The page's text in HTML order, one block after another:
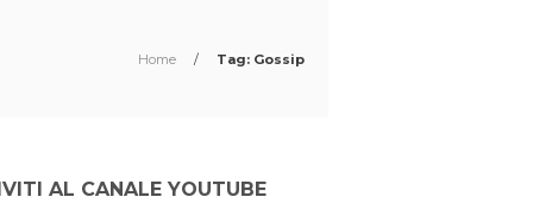
Home / Tag: Gossip
AL CANALE YOUTUBE